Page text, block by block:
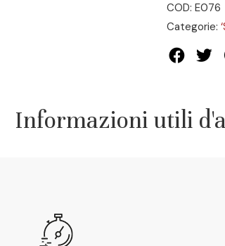
COD: E076
Categorie:
Informazioni utili